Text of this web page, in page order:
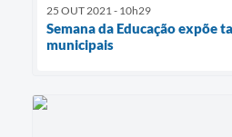
25 OUT 2021 - 10h29
Semana da Educação expõe
municipais